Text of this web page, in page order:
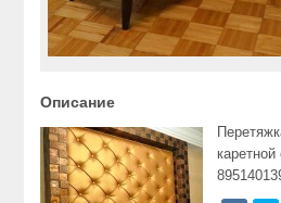
Описание